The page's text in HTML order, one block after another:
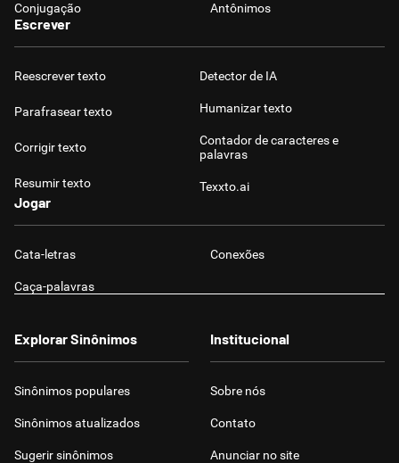
Conjugação Antônimos
Escrever
Reescrever texto
Parafrasear texto
Corrigir texto
Resumir texto
Detector de IA
Humanizar texto
Contador de caracteres e
palavras
Texxto.ai
Jogar
Cata-letras Conexões
Caça-palavras
Explorar Sinônimos
Sinônimos populares
Sinônimos atualizados
Sugerir sinônimos
Institucional
Sobre nós
Contato
Anunciar no site